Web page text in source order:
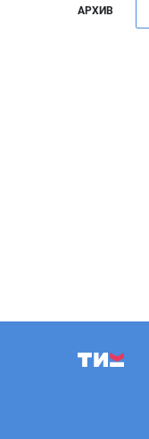
АРХИВ